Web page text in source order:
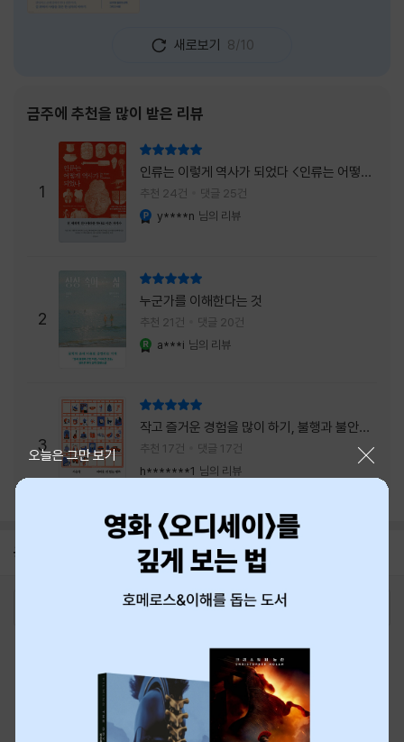
에 작가가 소개한 다양한 도서들의 문장들을 만
나는 것 역시 읽기의 또다른 즐거움이었다. 여
누구이며어느 순간 행복을 느끼는지 질문하며
길을 떠나려고 마음 먹는 순간들을 적어내려간
문장들에 마음을 한참 머물렀다.그 부분을 발췌
해본다. "내가 온 힘을 다해 부러워하던 사람
들은 '자신이 원하는' 일을 하는 사람들이었다.
소명이라고 하던
새로보기 8/10
금주에 추천을 많이 받은 리뷰
1
인류는 이렇게 역사가 되었다 <인류는 어떻게
역사가 되었나>
추천 24건 댓글 25건
y****n 님의 리뷰
2
누군가를 이해한다는 것
추천 21건 댓글 20건
a***i 님의 리뷰
3
작고 즐거운 경험을 많이 하기, 불행과 불안을
회피하지 말기, 그리고 좋은 사람을 많이 만나
기.
추천 17건
댓글 17건
h*******1 님의 리뷰
공지 8월 신용카드 무이자할부 안내
오늘은 그만 보기
최근 본 상품
티켓 1544-6399
중고샵 1566-4295
eBook 1:1문의/채팅상담
예스이십사(주) 사업자 정보
이용약관
개인정보처리방침
청소년보호정책
PC버전
회사소개 거래처관계자께